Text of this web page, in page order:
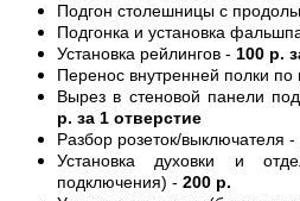
Подгон столешницы с
Подгонка и установка
Установка рейлингов - 100 р.
Перенос внутренней полки по
Вырез в стеновой панели
р. за 1 отверстие
Разбор розеток/выключателя -
Установка духовки и
подключения) - 200 р.